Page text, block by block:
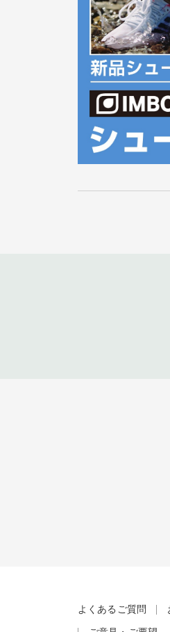
よくあるご質問